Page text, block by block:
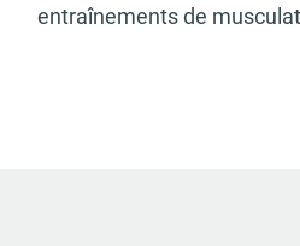
entraînements de